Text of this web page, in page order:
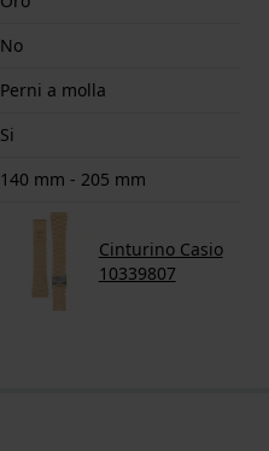
No
Perni a molla
Si
140 mm - 205 mm
Cinturino Casio
10339807